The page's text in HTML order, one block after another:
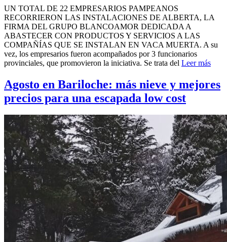
UN TOTAL DE 22 EMPRESARIOS PAMPEANOS
RECORRIERON LAS INSTALACIONES DE ALBERTA, LA
FIRMA DEL GRUPO BLANCOAMOR DEDICADA A
ABASTECER CON PRODUCTOS Y SERVICIOS A LAS
COMPAÑÍAS QUE SE INSTALAN EN VACA MUERTA. A su
vez, los empresarios fueron acompañados por 3 funcionarios
provinciales, que promovieron la iniciativa. Se trata del Leer más
Agosto en Bariloche: más nieve y mejores
precios para una escapada low cost